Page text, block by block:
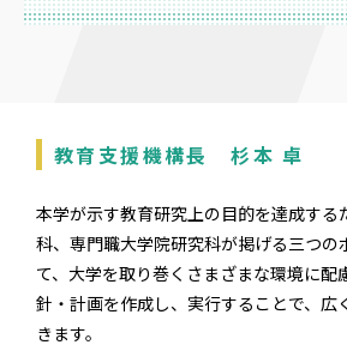
教育支援機構長 杉本 卓
本学が示す教育研究上の目的を達成する
科、専門職大学院研究科が掲げる三つの
て、大学を取り巻くさまざまな環境に配
針・計画を作成し、実行することで、広
きます。